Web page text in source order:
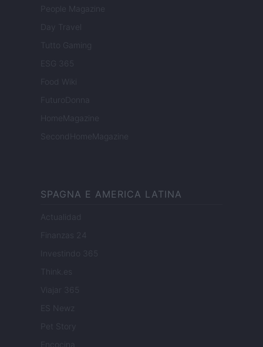
People Magazine
Day Travel
Tutto Gaming
ESG 365
Food Wiki
FuturoDonna
HomeMagazine
SecondHomeMagazine
SPAGNA E AMERICA LATINA
Actualidad
Finanzas 24
Investindo 365
Think.es
Viajar 365
ES Newz
Encocina